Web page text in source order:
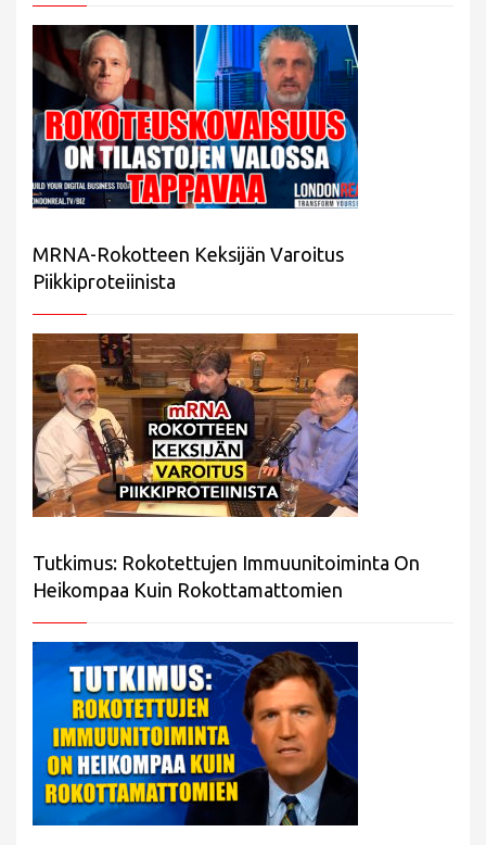
MRNA-Rokotteen Keksijän Varoitus
Piikkiproteiinista
Tutkimus: Rokotettujen Immuunitoiminta On
Heikompaa Kuin Rokottamattomien